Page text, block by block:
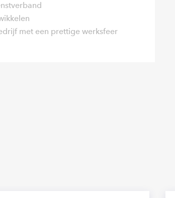
met een prettige werksfeer